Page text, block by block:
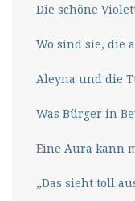
Die schöne
Wo sind sie, die
Aleyna und die
Was Bürger in
Eine Aura kann
„Das sieht toll